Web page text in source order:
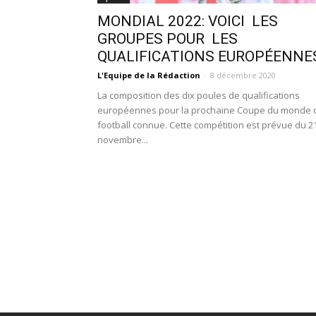
MONDIAL 2022: VOICI LES
GROUPES POUR LES
QUALIFICATIONS
L'Equipe de la Rédaction - 8 décembre 2020
La composition des dix poules de qualifications
européennes pour la prochaine Coupe du monde
football connue. Cette compétition est prévue du 21
novembre...